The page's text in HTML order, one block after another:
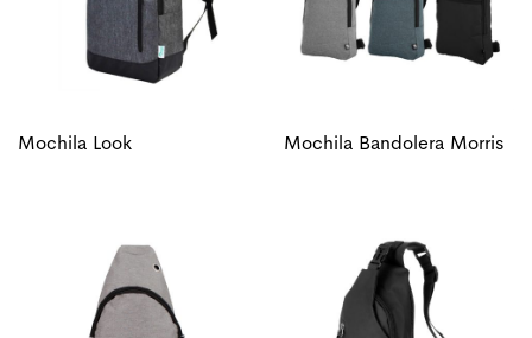
Mochila Look Mochila Bandolera Morris